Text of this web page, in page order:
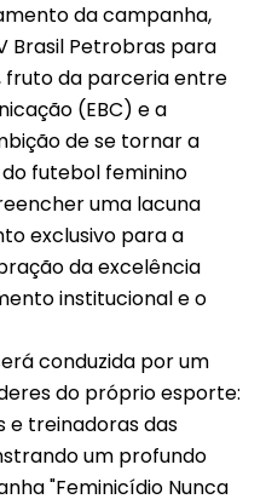
da campanha,
Brasil Petrobras para
fruto da parceria entre
(EBC) e a
de se tornar a
futebol feminino
uma lacuna
exclusivo para a
da excelência
institucional e o
conduzida por um
do próprio esporte:
e treinadoras das
um profundo
"Feminicídio Nunca